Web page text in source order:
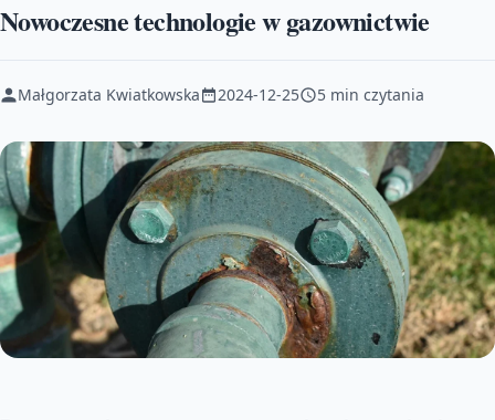
Nowoczesne technologie w gazownictwie
Małgorzata Kwiatkowska 2024-12-25 5 min czytania